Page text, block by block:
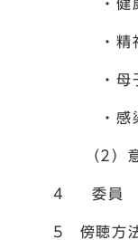
・健康
・精神
・母子
・感染
（2）意
4 委員 広
5 傍聴方